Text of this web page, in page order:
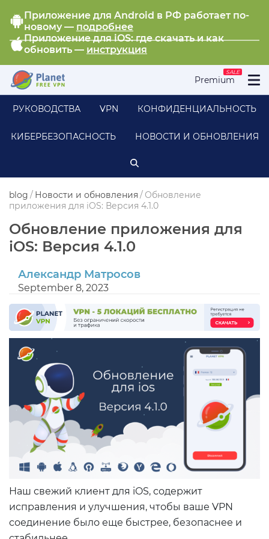
Приложение для Android в РФ работает по-
новому — подробнее
Приложение для iOS: где скачать и как
обновить — инструкция
Premium
SALE
РУКОВОДСТВА VPN КОНФИДЕНЦИАЛЬНОСТЬ
КИБЕРБЕЗОПАСНОСТЬ НОВОСТИ И ОБНОВЛЕНИЯ
blog / Новости и обновления / Обновление
приложения для iOS: Версия 4.1.0
Обновление приложения для
iOS: Версия 4.1.0
Александр Матросов
September 8, 2023
Наш свежий клиент для iOS, содержит
исправления и улучшения, чтобы ваше VPN
соединение было еще быстрее, безопаснее и